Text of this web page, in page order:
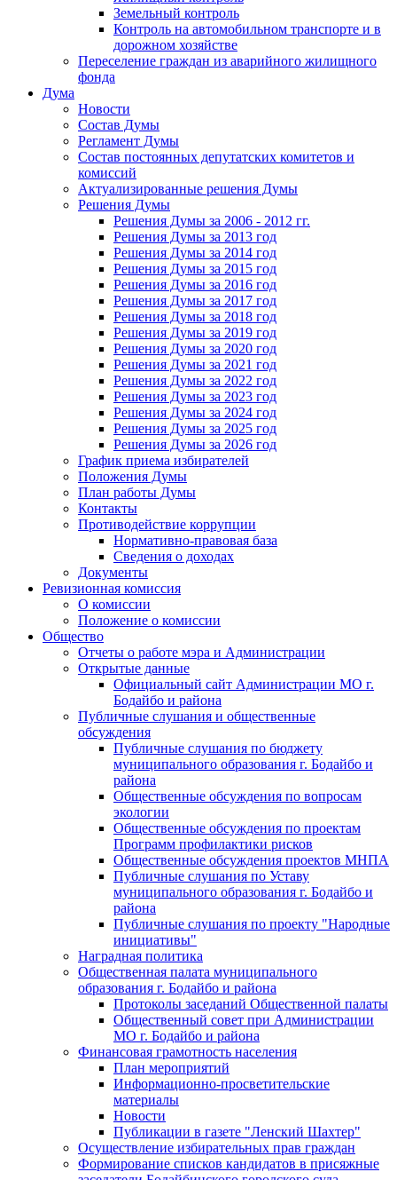
Земельный контроль
Контроль на автомобильном транспорте и в
дорожном хозяйстве
Переселение граждан из аварийного жилищного
фонда
Дума
Новости
Состав Думы
Регламент Думы
Состав постоянных депутатских комитетов и
комиссий
Актуализированные решения Думы
Решения Думы
Решения Думы за 2006 - 2012 гг.
Решения Думы за 2013 год
Решения Думы за 2014 год
Решения Думы за 2015 год
Решения Думы за 2016 год
Решения Думы за 2017 год
Решения Думы за 2018 год
Решения Думы за 2019 год
Решения Думы за 2020 год
Решения Думы за 2021 год
Решения Думы за 2022 год
Решения Думы за 2023 год
Решения Думы за 2024 год
Решения Думы за 2025 год
Решения Думы за 2026 год
График приема избирателей
Положения Думы
План работы Думы
Контакты
Противодействие коррупции
Нормативно-правовая база
Сведения о доходах
Документы
Ревизионная комиссия
О комиссии
Положение о комиссии
Общество
Отчеты о работе мэра и Администрации
Открытые данные
Официальный сайт Администрации МО г.
Бодайбо и района
Публичные слушания и общественные
обсуждения
Публичные слушания по бюджету
муниципального образования г. Бодайбо и
района
Общественные обсуждения по вопросам
экологии
Общественные обсуждения по проектам
Программ профилактики рисков
Общественные обсуждения проектов МНПА
Публичные слушания по Уставу
муниципального образования г. Бодайбо и
района
Публичные слушания по проекту "Народные
инициативы"
Наградная политика
Общественная палата муниципального
образования г. Бодайбо и района
Протоколы заседаний Общественной палаты
Общественный совет при Администрации
МО г. Бодайбо и района
Финансовая грамотность населения
План мероприятий
Информационно-просветительские
материалы
Новости
Публикации в газете "Ленский Шахтер"
Осуществление избирательных прав граждан
Формирование списков кандидатов в присяжные